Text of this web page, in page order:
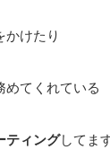
かけたり
めてくれている
ティングしてま